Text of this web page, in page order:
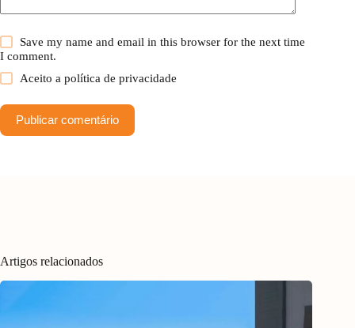
Save my name and email in this browser for the next time
I comment.
Aceito apolítica de privacidade
Publicar comentário
Artigos relacionados